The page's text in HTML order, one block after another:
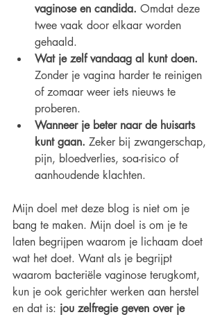
vaginose en candida. Omdat deze
twee vaak door elkaar worden
gehaald.
Wat je zelf vandaag al kunt doen.
Zonder je vagina harder te reinigen
of zomaar weer iets nieuws te
proberen.
Wanneer je beter naar de huisarts
kunt gaan. Zeker bij zwangerschap,
pijn, bloedverlies, soa-risico of
aanhoudende klachten.
Mijn doel met deze blog is niet om je
bang te maken. Mijn doel is om je te
laten begrijpen waarom je lichaam doet
wat het doet. Want als je begrijpt
waarom bacteriële vaginose terugkomt,
kun je ook gerichter werken aan herstel
en dat is: jou zelfregie geven over je